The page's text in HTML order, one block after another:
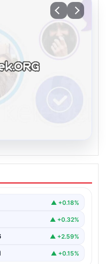
İletişimin
Deneyimi
Günümüzde…
▲ +0.18%
▲ +0.32%
▲ +2.59%
▲ +0.15%